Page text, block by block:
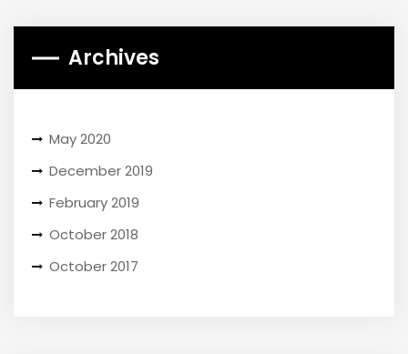
Archives
May 2020
December 2019
February 2019
October 2018
October 2017